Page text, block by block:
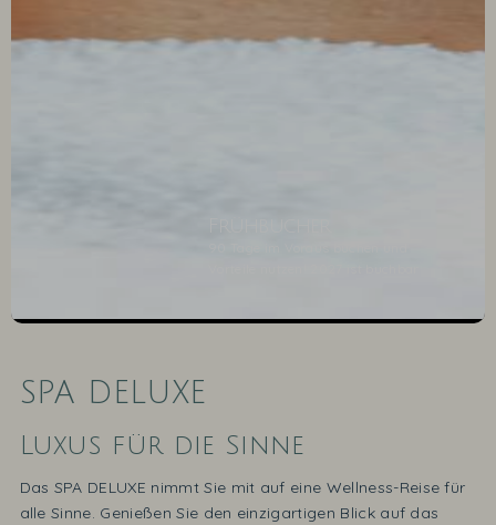
1 2 4 6
SPA DELUXE
Luxus für die Sinne
Das SPA DELUXE nimmt Sie mit auf eine Wellness-Reise für
alle Sinne. Genießen Sie den einzigartigen Blick auf das